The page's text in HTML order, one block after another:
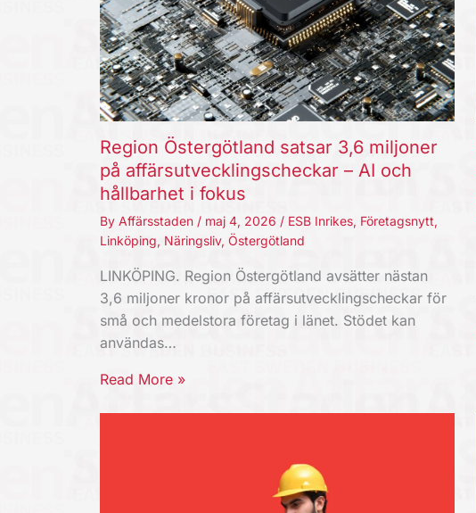
Region Östergötland satsar 3,6 miljoner
på affärsutvecklingscheckar – AI och
hållbarhet i fokus
By Affärsstaden / maj 4, 2026 / ESB Inrikes, Företagsnytt,
Linköping, Näringsliv, Östergötland
LINKÖPING. Region Östergötland avsätter nästan
3,6 miljoner kronor på affärsutvecklingscheckar för
små och medelstora företag i länet. Stödet kan
användas…
Read More »